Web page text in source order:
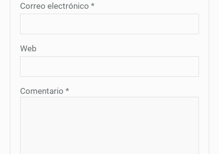
Correo electrónico *
Web
Comentario *